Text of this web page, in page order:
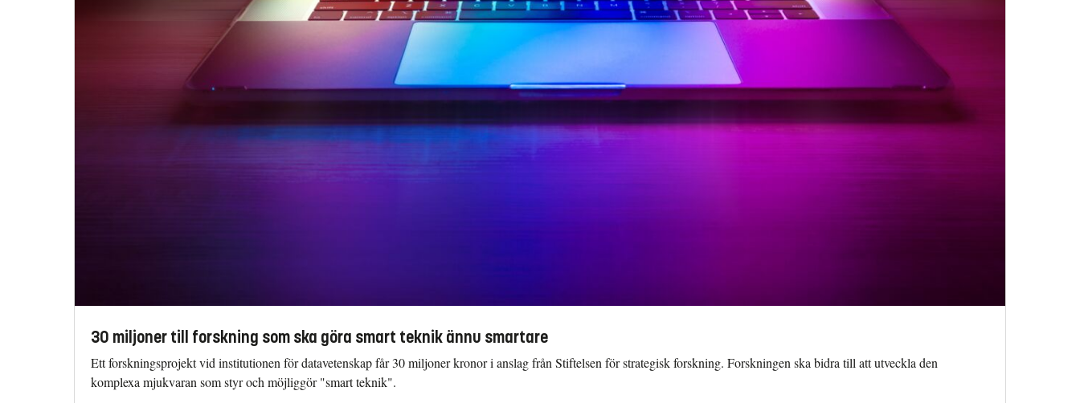
30 miljoner till forskning som ska göra smart teknik ännu smartare
Ett forskningsprojekt vid institutionen för datavetenskap får 30 miljoner kronor i anslag från Stiftelsen för strategisk forskning. Forskningen ska bidra till att utveckla den
komplexa mjukvaran som styr och möjliggör "smart teknik".